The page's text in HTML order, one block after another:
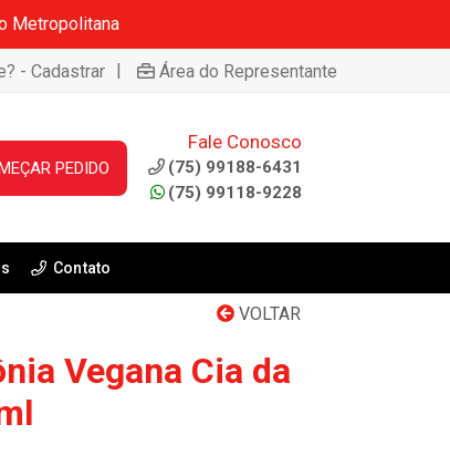
Metropolitana
- Cadastrar | Área do Representante
PEDIDO
Fale Conosco
(75) 99188-6431
(75) 99118-9228
Contato
VOLTAR
Vegana Cia da